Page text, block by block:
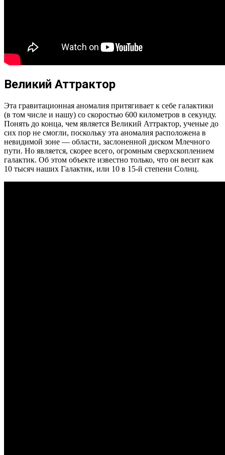
Великий Аттрактор
Эта гравитационная аномалия притягивает к себе галактики
(в том числе и нашу) со скоростью 600 километров в секунду.
Понять до конца, чем является Великий Аттрактор, ученые до
сих пор не смогли, поскольку эта аномалия расположена в
невидимой зоне — области, заслоненной диском Млечного
пути. Но является, скорее всего, огромным сверхскоплением
галактик. Об этом объекте известно только, что он весит как
10 тысяч наших Галактик, или 10 в 15-й степени Солнц.